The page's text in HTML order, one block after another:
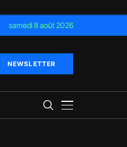
samedi 8 août 2026
NEWSLETTER